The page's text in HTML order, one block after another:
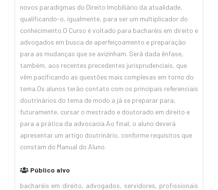
novos paradigmas do Direito Imobiliário da atualidade,
qualificando-o, igualmente, para ser um multiplicador do
conhecimento.O Curso é voltado para bacharéis em direito e
advogados em busca de aperfeiçoamento e preparação
para as mudanças que se avizinham. Será dada ênfase,
também, aos recentes precedentes jurisprudenciais, que
vêm pacificando as questões mais complexas em torno do
tema.Os alunos terão contato com os principais referenciais
doutrinários do tema de modo a já se preparar para,
futuramente, cursar o mestrado e doutorado em direito e
para a prática da advocacia.Ao final, o aluno deverá
apresentar um artigo doutrinário, conforme requisitos que
constam do Manual do Aluno.
Público alvo
bacharéis em direito, advogados, servidores, profissionais